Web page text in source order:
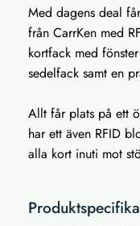
Med dagens deal
från CarrKen med
kortfack med
sedelfack samt en
Allt får plats på ett
har ett även RFID
alla kort inuti mot